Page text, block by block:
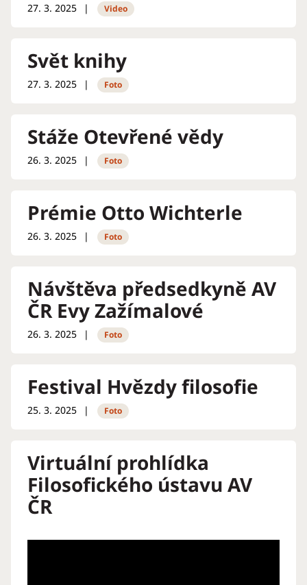
problém', či iluze?
27. 3. 2025 Video
Svět knihy
27. 3. 2025 Foto
Stáže Otevřené vědy
26. 3. 2025 Foto
Prémie Otto Wichterle
26. 3. 2025 Foto
Návštěva předsedkyně AV
ČR Evy Zažímalové
26. 3. 2025 Foto
Festival Hvězdy filosofie
25. 3. 2025 Foto
Virtuální prohlídka
Filosofického ústavu AV
ČR